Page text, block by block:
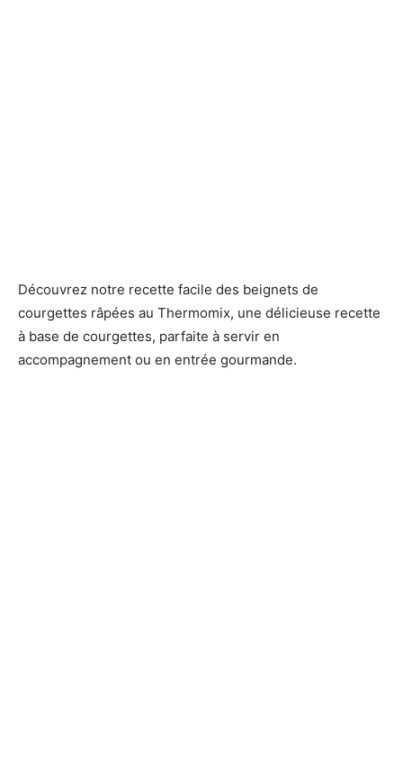
Découvrez notre recette facile des beignets de
courgettes râpées au Thermomix, une délicieuse recette
à base de courgettes, parfaite à servir en
accompagnement ou en entrée gourmande.